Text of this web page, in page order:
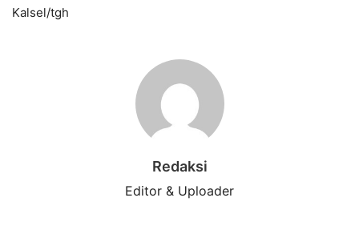
Kalsel/tgh
Redaksi
Editor & Uploader